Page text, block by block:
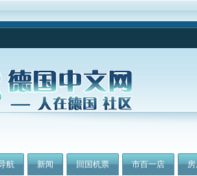
航 新闻 回国机票 市百一店